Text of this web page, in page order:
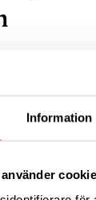
Information
egentligen för
går det?
med